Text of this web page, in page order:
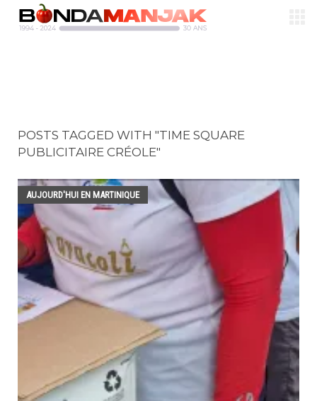
POSTS TAGGED WITH "TIME SQUARE
PUBLICITAIRE CRÉOLE"
AUJOURD'HUI EN MARTINIQUE